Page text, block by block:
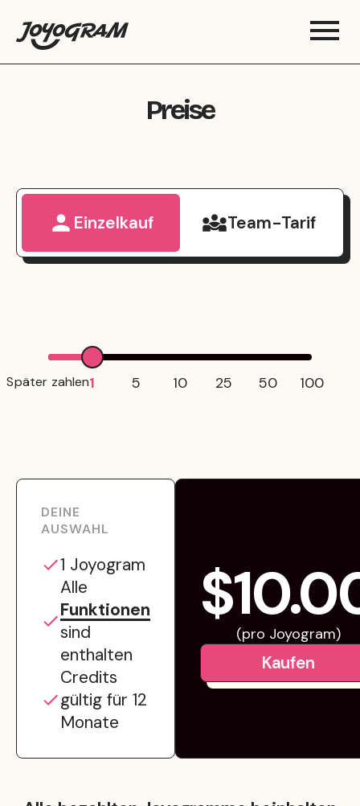
Preise
Einzelkauf Team-Tarif
Später zahlen1 5 10 25 50 100
DEINE
AUSWAHL
1 Joyogram
Alle
Funktionen
sind
enthalten
Credits
gültig für 12
Monate
(pro Joyogram)
Kaufen